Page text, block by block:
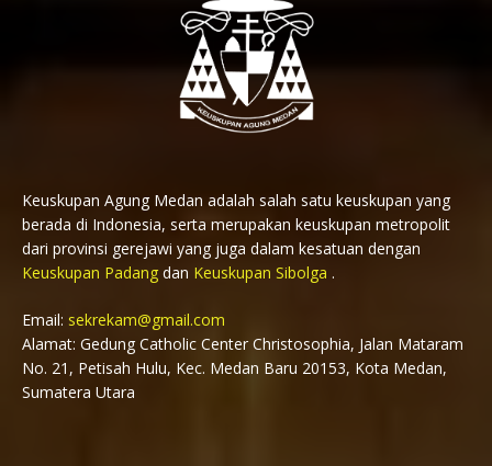
Keuskupan Agung Medan adalah salah satu keuskupan yang
berada di Indonesia, serta merupakan keuskupan metropolit
dari provinsi gerejawi yang juga dalam kesatuan dengan
Keuskupan Padang dan Keuskupan Sibolga .
Email: sekrekam@gmail.com
Alamat: Gedung Catholic Center Christosophia, Jalan Mataram
No. 21, Petisah Hulu, Kec. Medan Baru 20153, Kota Medan,
Sumatera Utara